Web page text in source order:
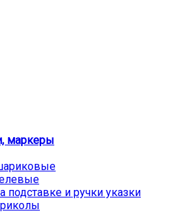
маркеры
подставке и ручки указки